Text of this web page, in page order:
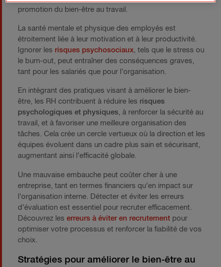
promotion du bien-être au travail.
La santé mentale et physique des employés est
étroitement liée à leur motivation et à leur productivité.
Ignorer les risques psychosociaux, tels que le stress ou
le burn-out, peut entraîner des conséquences graves,
tant pour les salariés que pour l’organisation.
En intégrant des pratiques visant à améliorer le bien-
être, les RH contribuent à réduire les risques
psychologiques et physiques, à renforcer la sécurité au
travail, et à favoriser une meilleure organisation des
tâches. Cela crée un cercle vertueux où la direction et les
équipes évoluent dans un cadre plus sain et sécurisant,
augmentant ainsi l’efficacité globale.
Une mauvaise embauche peut coûter cher à une
entreprise, tant en termes financiers qu’en impact sur
l’organisation interne. Détecter et éviter les erreurs
d’évaluation est essentiel pour recruter efficacement.
Découvrez les erreurs à éviter en recrutement pour
optimiser votre processus et renforcer la fiabilité de vos
choix.
Stratégies pour améliorer le bien-être au